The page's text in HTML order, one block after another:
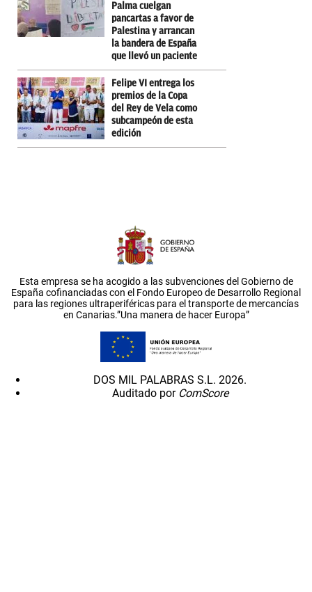
Palma cuelgan
pancartas a favor de
Palestina y arrancan
la bandera de España
que llevó un paciente
Felipe VI entrega los
premios de la Copa
del Rey de Vela como
subcampeón de esta
edición
Esta empresa se ha acogido a las subvenciones del Gobierno de
España cofinanciadas con el Fondo Europeo de Desarrollo Regional
para las regiones ultraperiféricas para el transporte de mercancías
en Canarias.”Una manera de hacer Europa”
DOS MIL PALABRAS S.L. 2026.
Auditado por ComScore